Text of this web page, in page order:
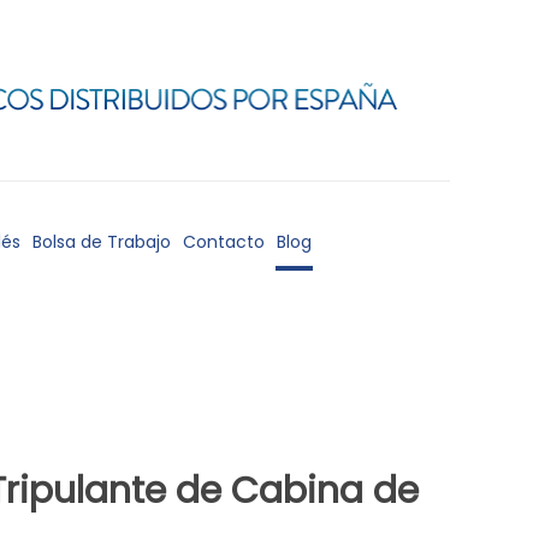
Bolsa de Trabajo Contacto Blog
de Cabina de